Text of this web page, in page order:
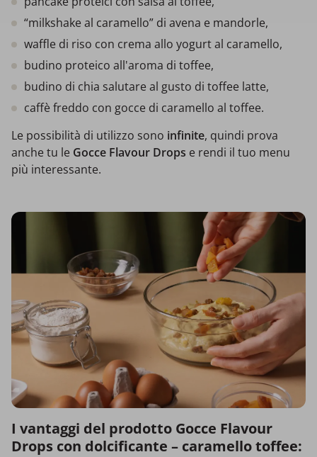
“milkshake al caramello” di avena e mandorle,
waffle di riso con crema allo yogurt al caramello,
budino proteico all'aroma di toffee,
budino di chia salutare al gusto di toffee latte,
caffè freddo con gocce di caramello al toffee.
Le possibilità di utilizzo sono infinite, quindi prova
anche tu le Gocce Flavour Drops e rendi il tuo menu
più interessante.
I vantaggi del prodotto Gocce Flavour
Drops con dolcificante – caramello toffee: